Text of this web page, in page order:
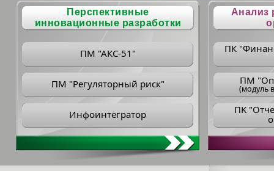
Перспективные
инновационные разработки
ПМ "АКС-51"
ПМ "Регуляторный риск"
Инфоинтегратор
Анализ
ПК
ПM
(модуль
ПK